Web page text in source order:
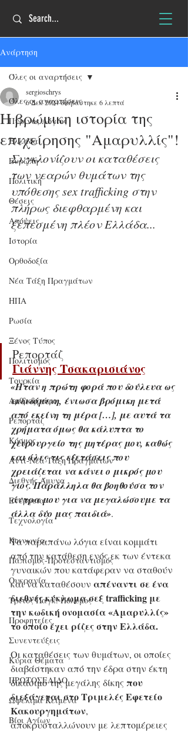
Ανάρτηση
Όλες οι αναρτήσεις
Πύρινος Λόγιος
Ελλάδα
Ευρώπη
Πολιτική
Θέσεις
Απόψεις
Ιστορία
Ορθοδοξία
Νέα Τάξη Πραγμάτων
ΗΠΑ
Ρωσία
Ξένος Τύπος
Πολιτισμός
Τουρκία
Αρθρογράφοι
Ρεπορτάζ
Κόσμος
Αντί-Νέα Τάξη Πραγμάτων
Διεθνής Άμυνα
Ενέργεια
Τεχνολογία
Κοινωνία
Παπισμός-Προτεσταντισμός
Ουκρανία
Τρίτος Παγκ. Πόλεμος
Προφητείες
Συνεντεύξεις
Κύρια Θέματα
ΠΡΩΤΟΣΕΛΙΔΟ
Ωφέλιμα Κείμενα
Βίοι Αγίων
Όλες οι αναρτήσεις
Η βρώμικη ιστορία της
επιχείρησης "Αμαρυλλίς"!
sergioschrys
6 Δεκ 2024διαβάστηκε 6 λεπτά
Συγκλονίζουν οι καταθέσεις
των νεαρών θυμάτων της
υπόθεσης sex trafficking στην
πλήρως διεφθαρμένη και
ξεπεσμένη πλέον Ελλάδα...
Ρεπορτάζ
Γιάννης Τσακαρισιάνος
«Ηταν η πρώτη φορά που δούλευα ως
εκδιδόμενη, ένιωσα βρόμικη μετά
από εκείνη τη μέρα […], με αυτά τα
χρήματα όμως θα κάλυπτα το
χειρουργείο της μητέρας μου, καθώς
και όλες τις εξετάσεις που
χρειάζεται να κάνει ο μικρός μου
γιος. Παράλληλα θα βοηθούσα τον
άντρα μου για να μεγαλώσουμε τα
άλλα δύο μας παιδιά».
Τα παραπάνω λόγια είναι κομμάτι
από την κατάθεση ενός εκ των έντεκα
γυναικών που κατάφεραν να σταθούν
και να καταθέσουν απέναντι σε ένα
διεθνές κύκλωμα σεξ trafficking με
την κωδική ονομασία «Αμαρυλλίς»
το οποίο έχει ρίζες στην Ελλάδα.
Οι καταθέσεις των θυμάτων, οι οποίες
διαβάστηκαν από την έδρα στην έκτη
δικάσιμο της μεγάλης δίκης που
διεξάγεται στο Τριμελές Εφετείο
Κακουργημάτων,
αποκρυσταλλώνουν με λεπτομέρειες